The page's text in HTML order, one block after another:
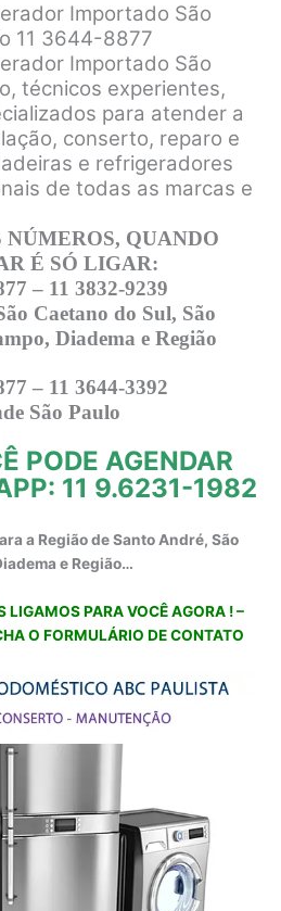
Importado São
11 3644-8877
Importado São
técnicos experientes,
para atender a
conserto, reparo e
e refrigeradores
de todas as marcas e
NÚMEROS, QUANDO
É SÓ LIGAR:
– 11 3832-9239
Caetano do Sul, São
Diadema e Região
– 11 3644-3392
São Paulo
PODE AGENDAR
11 9.6231-1982
a Região de Santo André, São
e Região…
LIGAMOS PARA VOCÊ AGORA ! –
O FORMULÁRIO DE CONTATO